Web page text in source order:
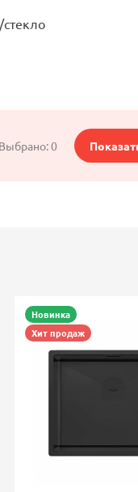
Выбрано:0
Новинка
Хит продаж